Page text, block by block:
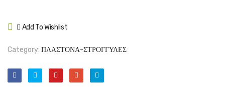
Add To Wishlist
Category: ΠΛΑΣΤΟΝΑ-ΣΤΡΟΓΓΥΛΕΣ